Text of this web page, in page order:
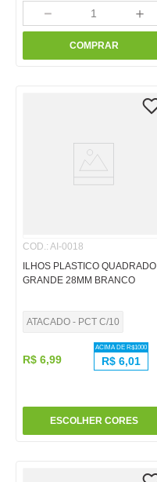
＋
－
COMPRAR
COD.: AI-0018
ILHOS PLASTICO QUADRADO
GRANDE 28MM BRANCO
ATACADO - PCT C/10
R$ 6,99
ACIMA DE R$1000
R$ 6,01
ESCOLHER CORES